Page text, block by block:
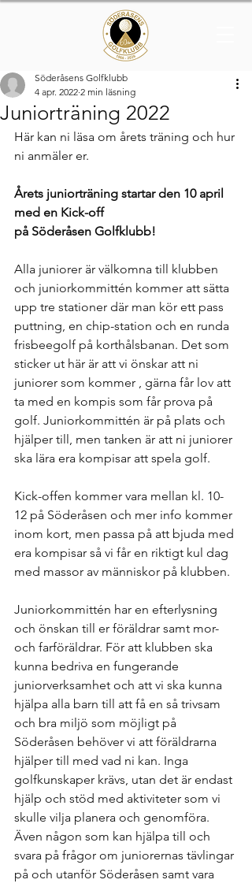
Juniorträning 2022
Söderåsens Golfklubb
4 apr. 2022 2 min läsning
Här kan ni läsa om årets träning och hur
ni anmäler er.
Årets juniorträning startar den 10 april
med en Kick-off
på Söderåsen Golfklubb!
Alla juniorer är välkomna till klubben
och juniorkommittén kommer att sätta
upp tre stationer där man kör ett pass
puttning, en chip-station och en runda
frisbeegolf på korthålsbanan. Det som
sticker ut här är att vi önskar att ni
juniorer som kommer , gärna får lov att
ta med en kompis som får prova på
golf. Juniorkommittén är på plats och
hjälper till, men tanken är att ni juniorer
ska lära era kompisar att spela golf.
Kick-offen kommer vara mellan kl. 10-
12 på Söderåsen och mer info kommer
inom kort, men passa på att bjuda med
era kompisar så vi får en riktigt kul dag
med massor av människor på klubben.
Juniorkommittén har en efterlysning
och önskan till er föräldrar samt mor-
och farföräldrar. För att klubben ska
kunna bedriva en fungerande
juniorverksamhet och att vi ska kunna
hjälpa alla barn till att få en så trivsam
och bra miljö som möjligt på
Söderåsen behöver vi att föräldrarna
hjälper till med vad ni kan. Inga
golfkunskaper krävs, utan det är endast
hjälp och stöd med aktiviteter som vi
skulle vilja planera och genomföra.
Även någon som kan hjälpa till och
svara på frågor om juniorernas tävlingar
på och utanför Söderåsen samt vara